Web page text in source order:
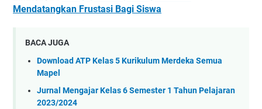
Mendatangkan Frustasi Bagi Siswa
BACA JUGA
Download ATP Kelas 5 Kurikulum Merdeka Semua
Mapel
Jurnal Mengajar Kelas 6 Semester 1 Tahun Pelajaran
2023/2024